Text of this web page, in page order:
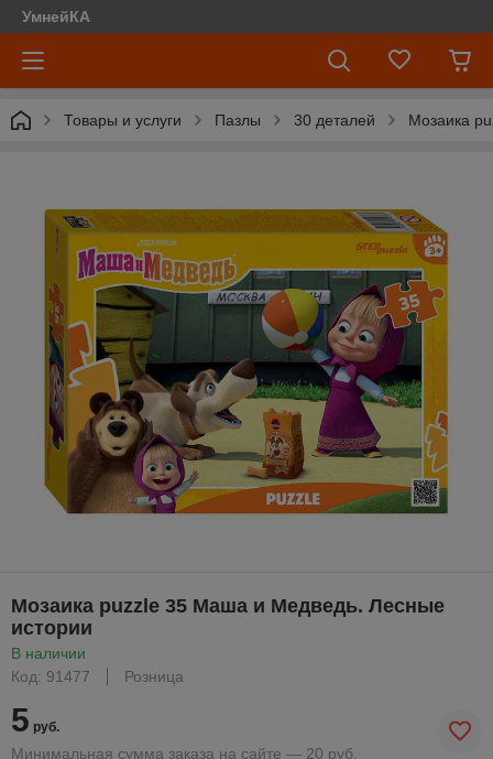
УмнейКА
Товары и услуги Пазлы 30 деталей Мозаика
Мозаика puzzle 35 Маша и Медведь. Лесные
истории
В наличии
Код: 91477
Розница
5 руб.
Минимальная сумма заказа на сайте — 20 руб.